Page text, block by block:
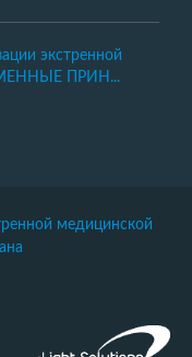
экстренной
ПРИН...
медицинской